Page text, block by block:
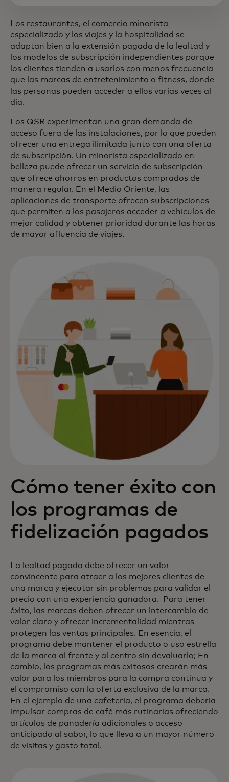
Los restaurantes, el comercio minorista
especializado y los viajes y la hospitalidad se
adaptan bien a la extensión pagada de la lealtad y
los modelos de subscripción independientes porque
los clientes tienden a usarlos con menos frecuencia
que las marcas de entretenimiento o fitness, donde
las personas pueden acceder a ellos varias veces al
día.
Los QSR experimentan una gran demanda de
acceso fuera de las instalaciones, por lo que pueden
ofrecer una entrega ilimitada junto con una oferta
de subscripción. Un minorista especializado en
belleza puede ofrecer un servicio de subscripción
que ofrece ahorros en productos comprados de
manera regular. En el Medio Oriente, las
aplicaciones de transporte ofrecen subscripciones
que permiten a los pasajeros acceder a vehículos de
mejor calidad y obtener prioridad durante las horas
de mayor afluencia de viajes.
Cómo tener éxito con
los programas de
fidelización pagados
La lealtad pagada debe ofrecer un valor
convincente para atraer a los mejores clientes de
una marca y ejecutar sin problemas para validar el
precio con una experiencia ganadora. Para tener
éxito, las marcas deben ofrecer un intercambio de
valor claro y ofrecer incrementalidad mientras
protegen las ventas principales. En esencia, el
programa debe mantener el producto o uso estrella
de la marca al frente y al centro sin devaluarlo; En
cambio, los programas más exitosos crearán más
valor para los miembros para la compra continua y
el compromiso con la oferta exclusiva de la marca.
En el ejemplo de una cafetería, el programa debería
impulsar compras de café más rutinarias ofreciendo
artículos de panadería adicionales o acceso
anticipado al sabor, lo que lleva a un mayor número
de visitas y gasto total.